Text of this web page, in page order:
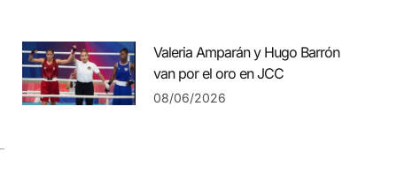
Valeria Amparán y Hugo Barrón
van por el oro en JCC
08/06/2026